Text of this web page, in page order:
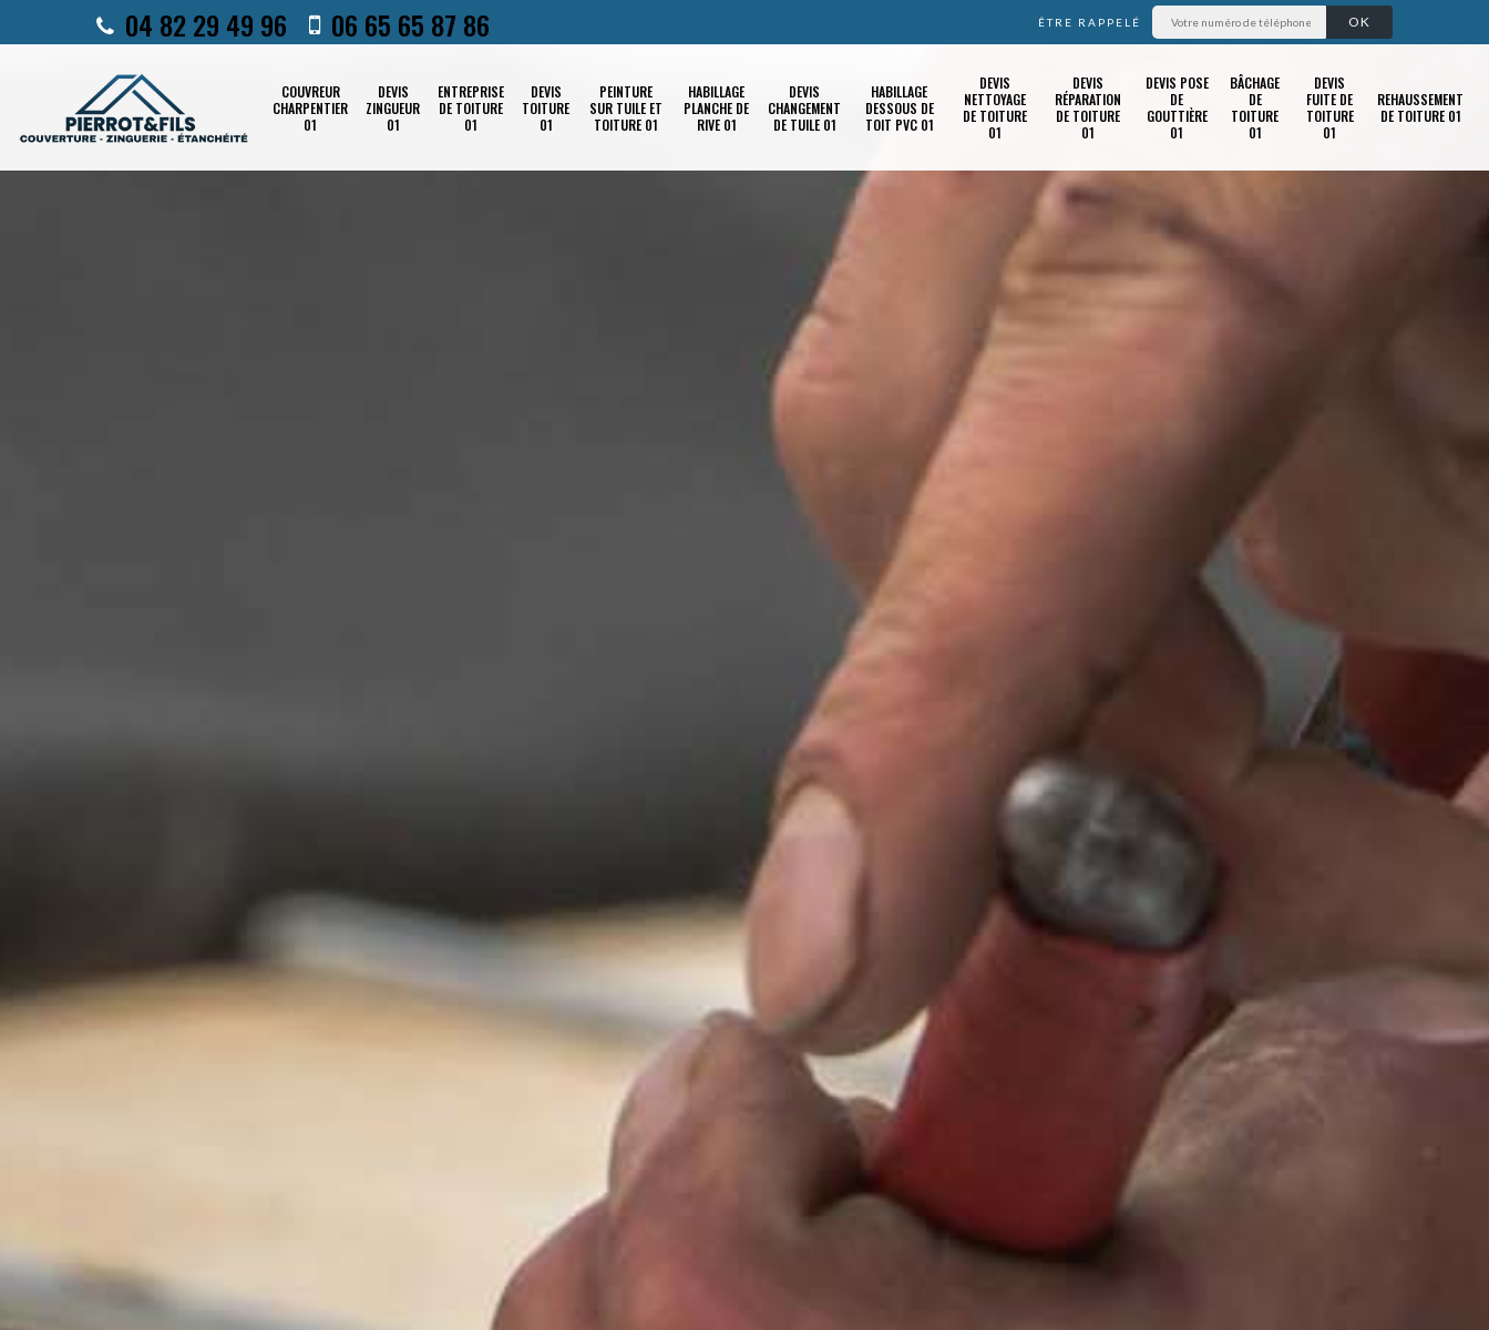
04 82 29 49 96 06 65 65 87 86 ÊTRE RAPPELÉ
COUVREUR
CHARPENTIER
01
DEVIS
ZINGUEUR
01
ENTREPRISE
DE TOITURE
01
DEVIS
TOITURE
01
PEINTURE
SUR TUILE ET
TOITURE 01
HABILLAGE
PLANCHE DE
RIVE 01
DEVIS
CHANGEMENT
DE TUILE 01
HABILLAGE
DESSOUS DE
TOIT PVC 01
DEVIS
NETTOYAGE
DE TOITURE
01
DEVIS
RÉPARATION
DE TOITURE
01
DEVIS POSE
DE
GOUTTIÈRE
01
BÂCHAGE
DE
TOITURE
01
DEVIS
FUITE DE
TOITURE
01
REHAUSSEMENT
DE TOITURE 01